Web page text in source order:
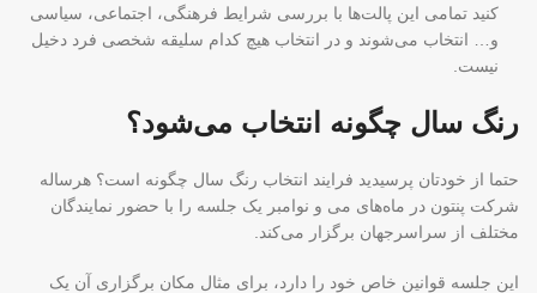
کنید تمامی این پالت‌ها با بررسی شرایط فرهنگی، اجتماعی، سیاسی
و… انتخاب می‌شوند و در انتخاب هیچ کدام سلیقه شخصی فرد دخیل
نیست.
رنگ سال چگونه انتخاب می‌شود؟
حتما از خودتان پرسیدید فرایند انتخاب رنگ سال چگونه است؟ هرساله
شرکت پنتون در ماه‌های می و نوامبر یک جلسه را با حضور نمایندگان
مختلف از سراسرجهان برگزار می‌کند.
این جلسه قوانین خاص خود را دارد، برای مثال مکان برگزاری آن یک